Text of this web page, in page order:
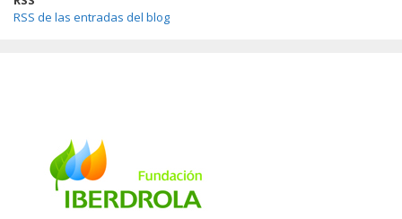
RSS de las entradas del blog